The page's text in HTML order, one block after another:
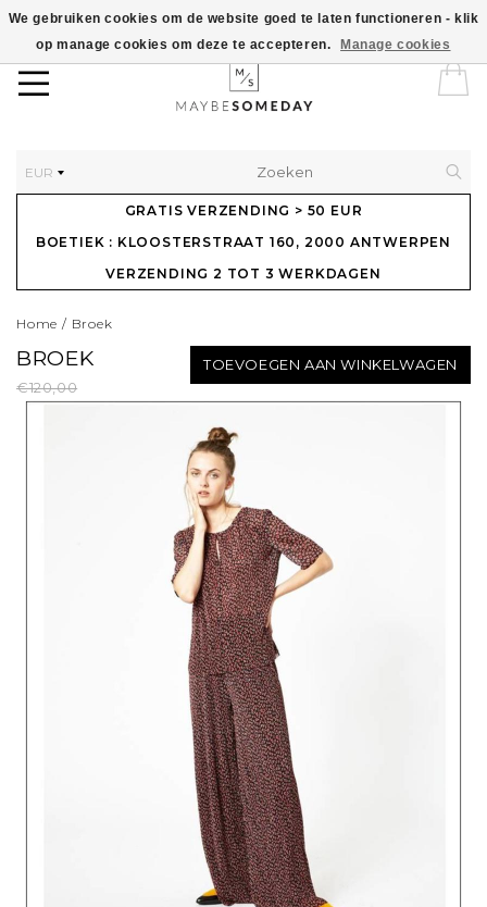
EUR
GRATIS VERZENDING > 50 EUR
BOETIEK : KLOOSTERSTRAAT 160, 2000 ANTWERPEN
VERZENDING 2 TOT 3 WERKDAGEN
Home / Broek
TOEVOEGEN AAN WINKELWAGEN
BROEK
€120,00
We gebruiken cookies om de website goed te laten functioneren - klik
op manage cookies om deze te accepteren.
Manage cookies